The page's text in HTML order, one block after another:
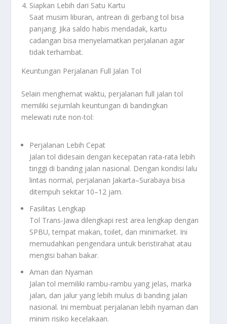
Siapkan Lebih dari Satu Kartu
Saat musim liburan, antrean di gerbang tol bisa
panjang. Jika saldo habis mendadak, kartu
cadangan bisa menyelamatkan perjalanan agar
tidak terhambat.
Keuntungan Perjalanan Full Jalan Tol
Selain menghemat waktu, perjalanan full jalan tol
memiliki sejumlah keuntungan di bandingkan
melewati rute non-tol:
Perjalanan Lebih Cepat
Jalan tol didesain dengan kecepatan rata-rata lebih
tinggi di banding jalan nasional. Dengan kondisi lalu
lintas normal, perjalanan Jakarta–Surabaya bisa
ditempuh sekitar 10–12 jam.
Fasilitas Lengkap
Tol Trans-Jawa dilengkapi rest area lengkap dengan
SPBU, tempat makan, toilet, dan minimarket. Ini
memudahkan pengendara untuk beristirahat atau
mengisi bahan bakar.
Aman dan Nyaman
Jalan tol memiliki rambu-rambu yang jelas, marka
jalan, dan jalur yang lebih mulus di banding jalan
nasional. Ini membuat perjalanan lebih nyaman dan
minim risiko kecelakaan.